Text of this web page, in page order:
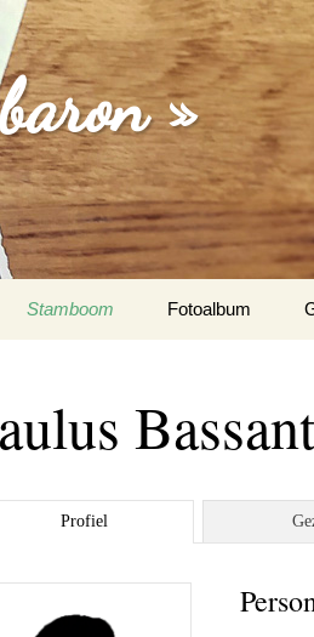
»
Stamboom Fotoalbum
Bassant
Profiel